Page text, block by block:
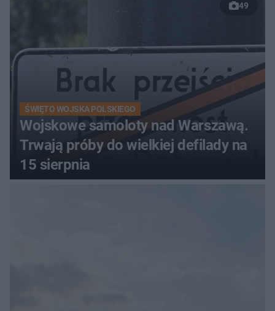
49
ŚWIĘTO WOJSKA POLSKIEGO
Wojskowe samoloty nad Warszawą.
Trwają próby do wielkiej defilady na
15 sierpnia